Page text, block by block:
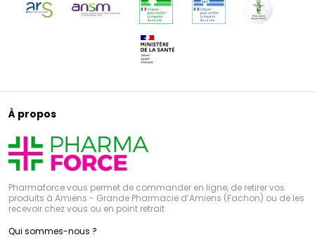
À propos
Pharmaforce vous permet de commander en ligne, de retirer vos
produits à Amiens - Grande Pharmacie d’Amiens (Fachon) ou de les
recevoir chez vous ou en point retrait
Qui sommes-nous ?